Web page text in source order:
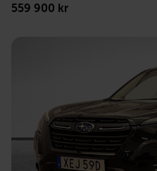
559 900 kr